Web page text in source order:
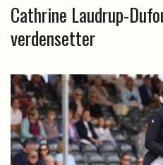
Cathrine Laudrup-
verdensetter